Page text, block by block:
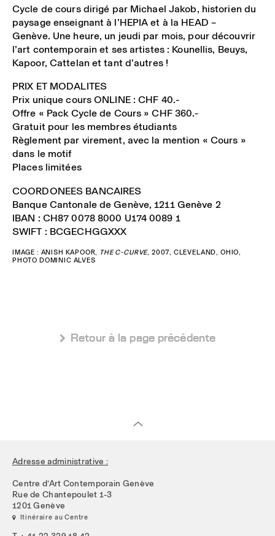
Cycle de cours dirigé par Michael Jakob, historien du
paysage enseignant à l’HEPIA et à la HEAD –
Genève. Une heure, un jeudi par mois, pour découvrir
l’art contemporain et ses artistes : Kounellis, Beuys,
Kapoor, Cattelan et tant d’autres !
PRIX ET MODALITES
Prix unique cours ONLINE : CHF 40.-
Offre « Pack Cycle de Cours » CHF 360.-
Gratuit pour les membres étudiants
Règlement par virement, avec la mention « Cours »
dans le motif
Places limitées
COORDONEES BANCAIRES
Banque Cantonale de Genève, 1211 Genève 2
IBAN : CH87 0078 8000 U174 0089 1
SWIFT : BCGECHGGXXX
IMAGE : ANISH KAPOOR, THE C-CURVE, 2007, CLEVELAND, OHIO,
PHOTO DOMINIC ALVES
 Retour à la page précédente
Adresse administrative :
Centre d’Art Contemporain Genève
Rue de Chantepoulet 1-3
1201 Genève
 Itinéraire au Centre